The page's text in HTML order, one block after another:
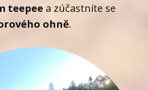
teepee a zúčastníte se
ohně.